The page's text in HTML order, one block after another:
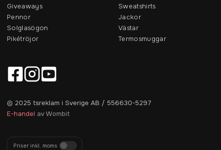
Giveaways
Pennor
Solglasögon
Pikétröjor
Sweatshirts
Jackor
Västar
Termosmuggar
© 2025 tsreklam i Sverige AB / 556630-5297
E-handel av Wombit
Priser inkl. moms